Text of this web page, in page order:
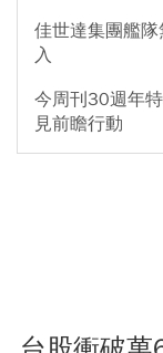
佳世達集團艦
入
今周刊30週年
見前瞻行動